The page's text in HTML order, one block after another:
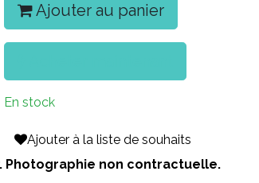
Ajouter au panier
En stock
Ajouter à la liste de souhaits
Photographie non contractuelle.